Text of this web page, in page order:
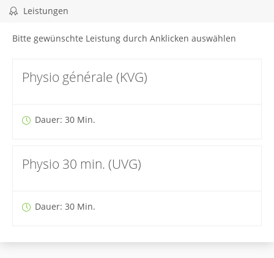
Leistungen
Bitte gewünschte Leistung durch Anklicken auswählen
Physio générale (KVG)
Dauer: 30 Min.
Physio 30 min. (UVG)
Dauer: 30 Min.